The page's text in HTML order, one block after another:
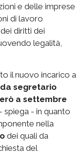
e delle imprese
di lavoro
diritti dei
legalità,
il nuovo incarico a
segretario
a settembre
- spiega - in quanto
nella
dei quali da
del